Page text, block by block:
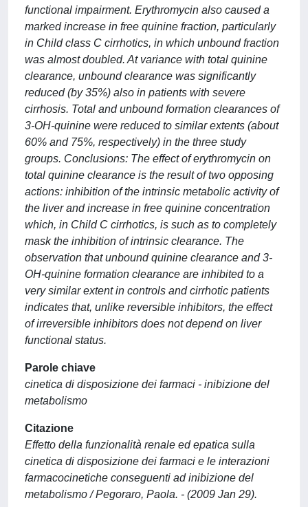
functional impairment. Erythromycin also caused a
marked increase in free quinine fraction, particularly
in Child class C cirrhotics, in which unbound fraction
was almost doubled. At variance with total quinine
clearance, unbound clearance was significantly
reduced (by 35%) also in patients with severe
cirrhosis. Total and unbound formation clearances of
3-OH-quinine were reduced to similar extents (about
60% and 75%, respectively) in the three study
groups. Conclusions: The effect of erythromycin on
total quinine clearance is the result of two opposing
actions: inhibition of the intrinsic metabolic activity of
the liver and increase in free quinine concentration
which, in Child C cirrhotics, is such as to completely
mask the inhibition of intrinsic clearance. The
observation that unbound quinine clearance and 3-
OH-quinine formation clearance are inhibited to a
very similar extent in controls and cirrhotic patients
indicates that, unlike reversible inhibitors, the effect
of irreversible inhibitors does not depend on liver
functional status.
Parole chiave
cinetica di disposizione dei farmaci - inibizione del
metabolismo
Citazione
Effetto della funzionalità renale ed epatica sulla
cinetica di disposizione dei farmaci e le interazioni
farmacocinetiche conseguenti ad inibizione del
metabolismo / Pegoraro, Paola. - (2009 Jan 29).